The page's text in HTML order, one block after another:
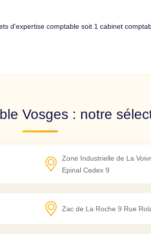
d'expertise comptable soit 1 cabinet
Vosges : notre
Zone Industrielle de La
Epinal Cedex 9
Zac de La Roche 9 Rue